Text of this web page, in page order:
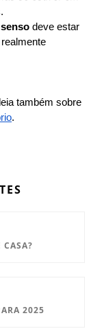
deve estar
.
CASA?
2025